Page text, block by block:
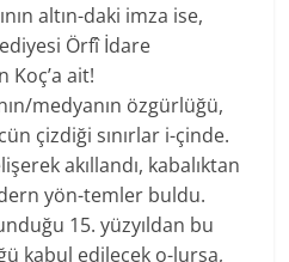
altın-daki imza ise,
Örfî İdare
Koç’a ait!
medyanın özgürlüğü,
çizdiği sınırlar i-çinde.
akıllandı, kabalıktan
yön-temler buldu.
15. yüzyıldan bu
kabul edilecek o-lursa,